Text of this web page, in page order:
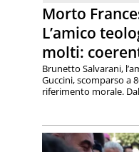
Morto
L’amico
molti:
Brunetto Salvarani,
Guccini, scomparso a
riferimento morale.